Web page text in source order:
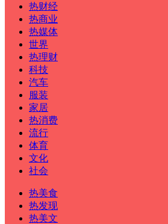
热财经
热商业
热媒体
世界
热理财
科技
汽车
服装
家居
热消费
流行
体育
文化
社会
热美食
热发现
热美文